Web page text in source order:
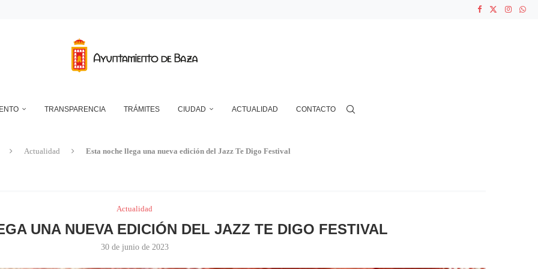
MUNICIPAL DE AGUA DE LA CUESTA DEL FRANCÉS
TRANSPARENCIA TRÁMITES CIUDAD ACTUALIDAD CONTACTO
Actualidad Esta noche llega una nueva edición del Jazz Te Digo Festival
Actualidad
UNA NUEVA EDICIÓN DEL JAZZ TE DIGO FESTIVAL
30 de junio de 2023